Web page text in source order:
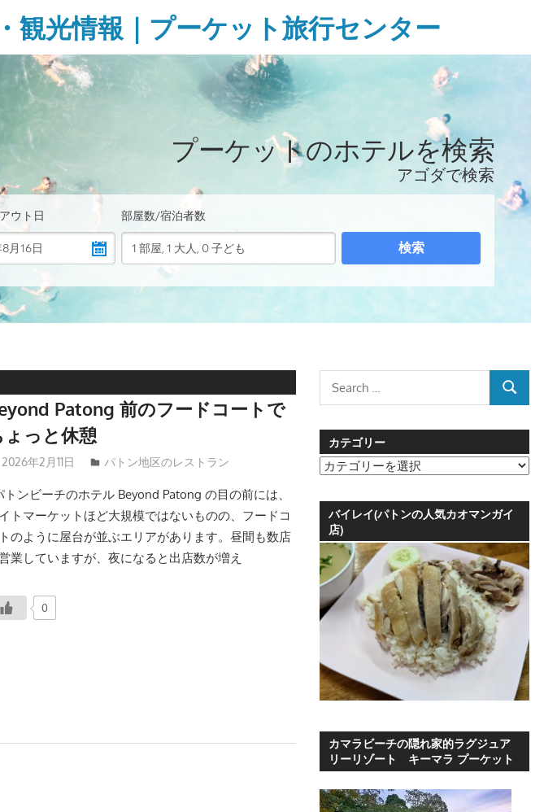
観光情報｜プーケット旅行センター
Patong 前のフードコートで
ょっと休憩
2026年2月11日 patong003
パトン地区のレストラン
トンビーチのホテル Beyond Patong の目の前には、
トマーケットほど大規模ではないものの、フードコ
のように屋台が並ぶエリアがあります。昼間も数店
業していますが、夜になると出店数が増え
0
SEARCH
カテゴリー
カ
リ
バイレイ(パトンの人気カオマンガイ
店)
カマラビーチの隠れ家的ラグジュア
リーリゾート キーマラ プーケット